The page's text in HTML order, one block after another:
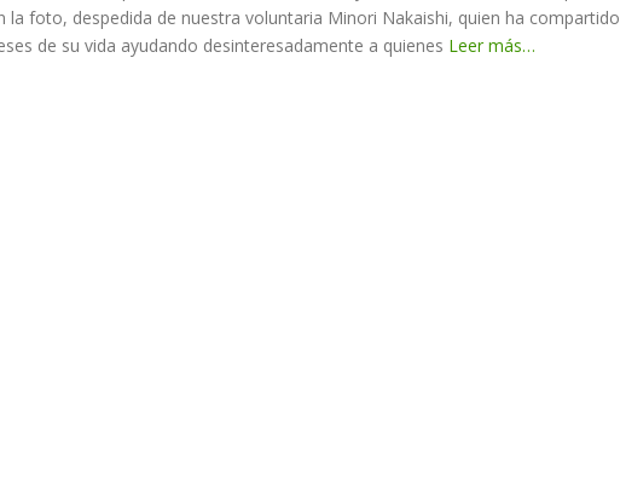
la foto, despedida de nuestra voluntaria Minori Nakaishi, quien ha compartido
de su vida ayudando desinteresadamente a quienes Leer más…